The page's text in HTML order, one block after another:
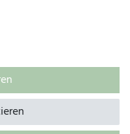
GmbH